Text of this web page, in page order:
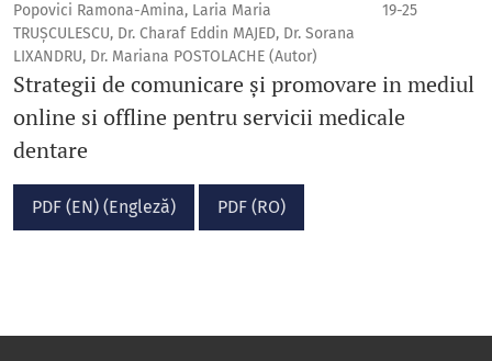
Popovici Ramona-Amina, Laria Maria
TRUȘCULESCU, Dr. Charaf Eddin MAJED, Dr. Sorana
LIXANDRU, Dr. Mariana POSTOLACHE (Autor)
19-25
Strategii de comunicare și promovare in mediul
online si offline pentru servicii medicale
dentare
PDF (EN) (Engleză) PDF (RO)